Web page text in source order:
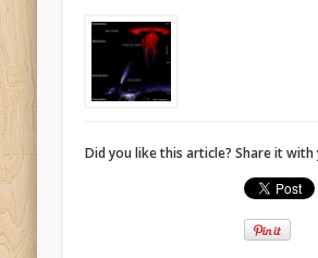
Did you like this article? Share it